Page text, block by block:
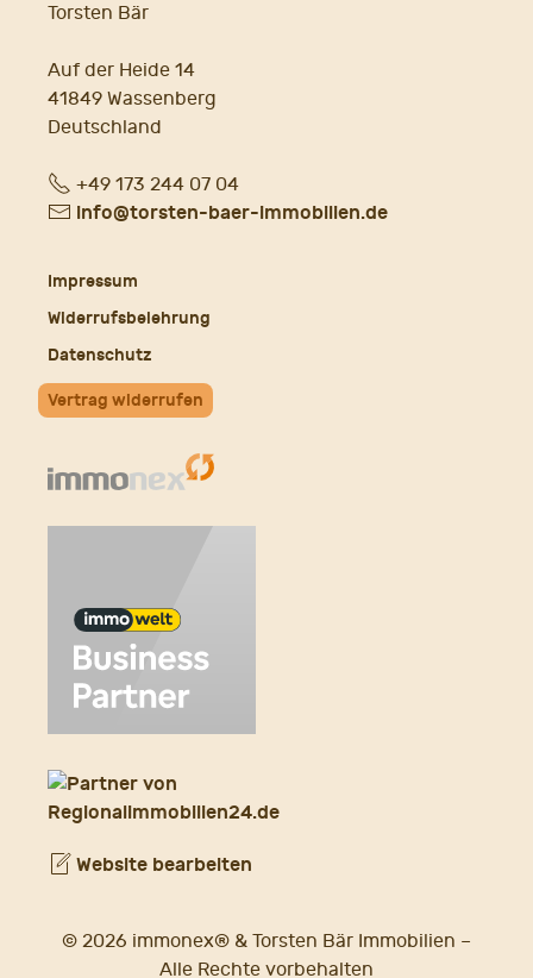
Torsten Bär
Auf der Heide 14
41849 Wassenberg
Deutschland
Fon+49 173 244 07 04
E- info@torsten-baer-immobilien.de
Impressum
Widerrufsbelehrung
Datenschutz
Vertrag widerrufen
Website bearbeiten
© 2026 immonex® & Torsten Bär Immobilien –
Alle Rechte vorbehalten